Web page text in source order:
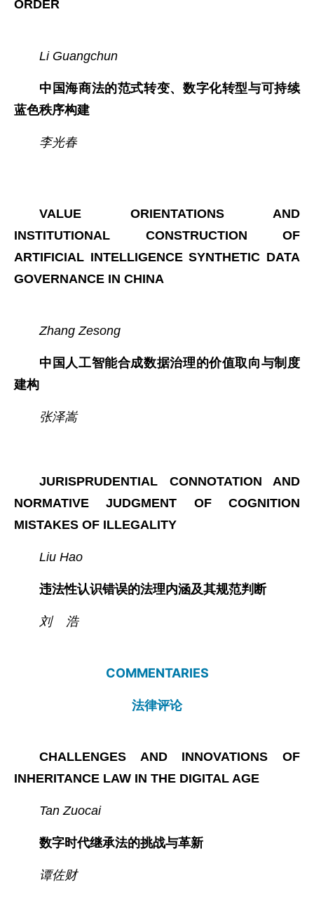
ORDER
Li Guangchun
中国海商法的范式转变、数字化转型与可持续
蓝色秩序构建
李光春
VALUE ORIENTATIONS AND
INSTITUTIONAL CONSTRUCTION OF
ARTIFICIAL INTELLIGENCE SYNTHETIC DATA
GOVERNANCE IN CHINA
Zhang Zesong
中国人工智能合成数据治理的价值取向与制度
建构
张泽嵩
JURISPRUDENTIAL CONNOTATION AND
NORMATIVE JUDGMENT OF COGNITION
MISTAKES OF ILLEGALITY
Liu Hao
违法性认识错误的法理内涵及其规范判断
刘 浩
COMMENTARIES
法律评论
CHALLENGES AND INNOVATIONS OF
INHERITANCE LAW IN THE DIGITAL AGE
Tan Zuocai
数字时代继承法的挑战与革新
谭佐财